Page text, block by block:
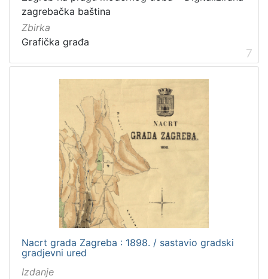
zagrebačka baština
Zbirka
Grafička građa
7
Nacrt grada Zagreba : 1898. / sastavio gradski
gradjevni ured
Izdanje